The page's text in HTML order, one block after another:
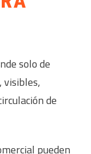
solo de
visibles,
de
pueden